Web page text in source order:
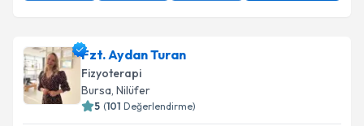
Fzt. Aydan Turan
Fizyoterapi
Bursa, Nilüfer
5 (101 Değerlendirme)